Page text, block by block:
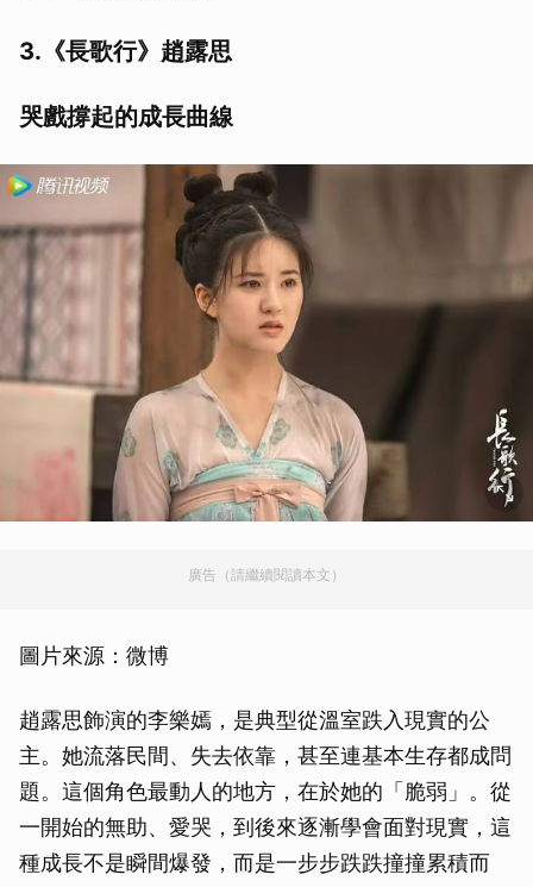
3.《長歌行》趙露思
哭戲撐起的成長曲線
廣告（請繼續閱讀本文）
圖片來源：微博
趙露思飾演的李樂嫣，是典型從溫室跌入現實的公
主。她流落民間、失去依靠，甚至連基本生存都成問
題。這個角色最動人的地方，在於她的「脆弱」。從
一開始的無助、愛哭，到後來逐漸學會面對現實，這
種成長不是瞬間爆發，而是一步步跌跌撞撞累積而